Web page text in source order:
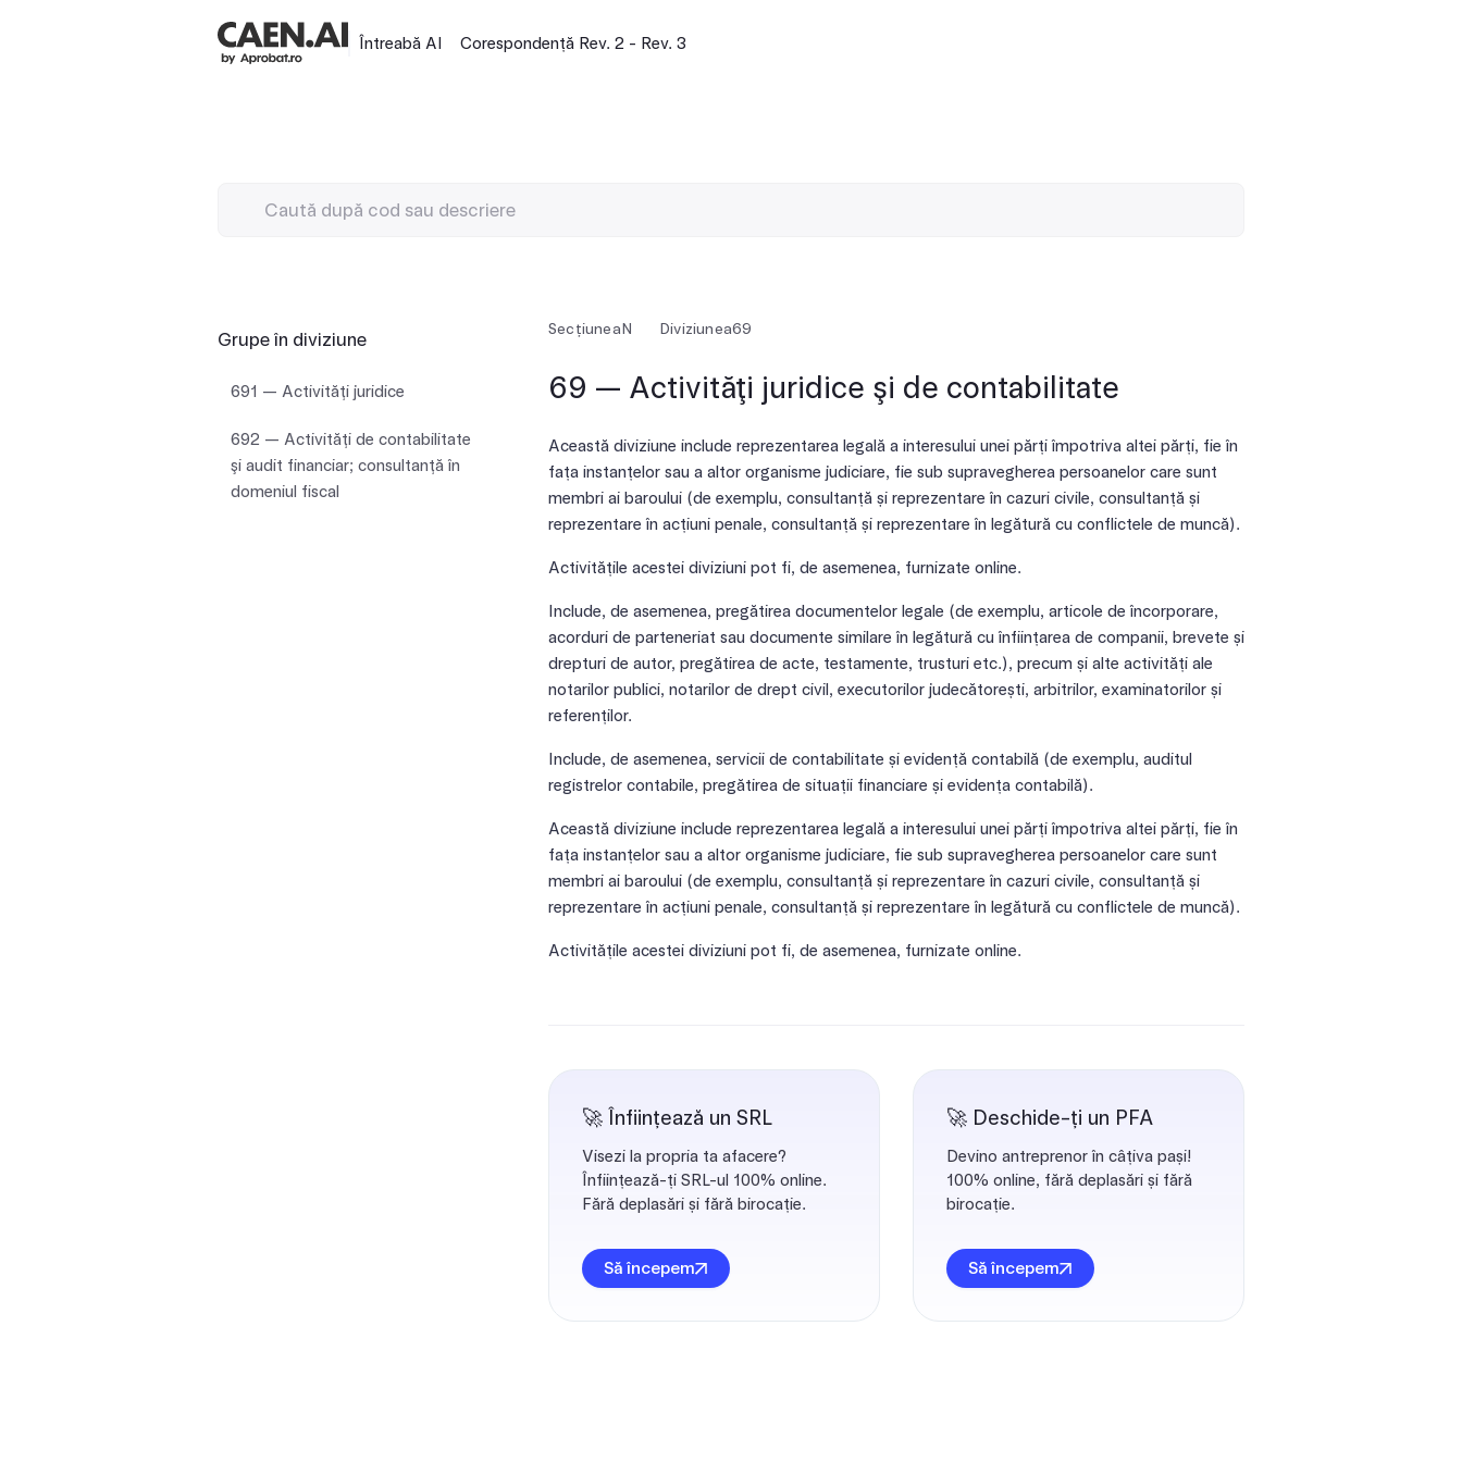
Întreabă AI Corespondență Rev. 2 - Rev. 3
Grupe în diviziune
691 — Activităţi juridice
692 — Activităţi de contabilitate
şi audit financiar; consultanţă în
domeniul fiscal
SecțiuneaN Diviziunea69
69 — Activităţi juridice şi de contabilitate
Această diviziune include reprezentarea legală a interesului unei părți împotriva altei părți, fie în
fața instanțelor sau a altor organisme judiciare, fie sub supravegherea persoanelor care sunt
membri ai baroului (de exemplu, consultanță și reprezentare în cazuri civile, consultanță și
reprezentare în acțiuni penale, consultanță și reprezentare în legătură cu conflictele de muncă).
Activitățile acestei diviziuni pot fi, de asemenea, furnizate online.
Include, de asemenea, pregătirea documentelor legale (de exemplu, articole de încorporare,
acorduri de parteneriat sau documente similare în legătură cu înființarea de companii, brevete și
drepturi de autor, pregătirea de acte, testamente, trusturi etc.), precum și alte activități ale
notarilor publici, notarilor de drept civil, executorilor judecătorești, arbitrilor, examinatorilor și
referenților.
Include, de asemenea, servicii de contabilitate și evidență contabilă (de exemplu, auditul
registrelor contabile, pregătirea de situații financiare și evidența contabilă).
Această diviziune include reprezentarea legală a interesului unei părți împotriva altei părți, fie în
fața instanțelor sau a altor organisme judiciare, fie sub supravegherea persoanelor care sunt
membri ai baroului (de exemplu, consultanță și reprezentare în cazuri civile, consultanță și
reprezentare în acțiuni penale, consultanță și reprezentare în legătură cu conflictele de muncă).
Activitățile acestei diviziuni pot fi, de asemenea, furnizate online.
🚀 Înființează un SRL
Visezi la propria ta afacere?
Înființează-ți SRL-ul 100% online.
Fără deplasări și fără birocație.
Să începem
🚀 Deschide-ți un PFA
Devino antreprenor în câțiva pași!
100% online, fără deplasări și fără
birocație.
Să începem